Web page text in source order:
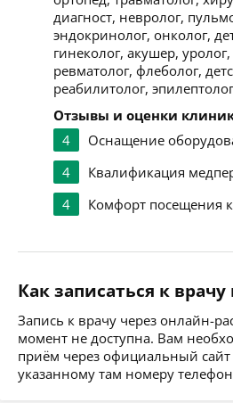
диагност, невролог,
эндокринолог, онколог,
гинеколог, акушер,
ревматолог, флеболог,
реабилитолог,
Отзывы и оценки
4
Оснащение
4
Квалификация
4
Комфорт посещения
Как записаться к
Запись к врачу через онлайн-
момент не доступна. Вам
приём через официальный
указанному там номеру